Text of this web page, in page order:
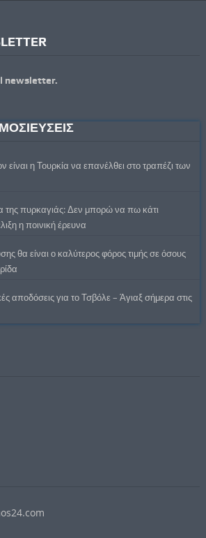
newsletter.
είναι η Τουρκία να επανέλθει στο τραπέζι των
της πυρκαγιάς: Δεν μπορώ να πω κάτι
η ποινική έρευνα
θα είναι ο καλύτερος φόρος τιμής σε όσους
αποδόσεις για το Τσβόλε – Άγιαξ σήμερα στις